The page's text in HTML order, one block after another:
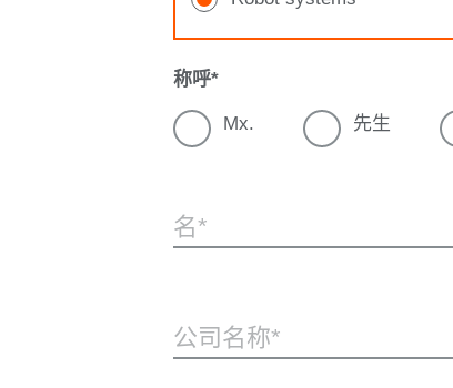
称呼
Mx. 先生
名
公司名称